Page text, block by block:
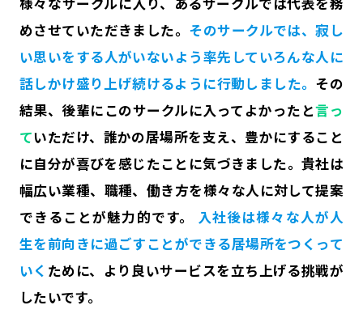
めさせていただきました。 そのサークルでは、寂し
い思いをする人がいないよう率先していろんな人に
話しかけ盛り上げ続けるように行動しました。 その
結果、後輩にこのサークルに入ってよかったと言っ
ていただけ、誰かの居場所を支え、豊かにすること
に自分が喜びを感じたことに気づきました。貴社は
幅広い業種、職種、働き方を様々な人に対して提案
できることが魅力的です。 入社後は様々な人が人
生を前向きに過ごすことができる居場所をつくって
いく ために、より良いサービスを立ち上げる挑戦が
したいです。